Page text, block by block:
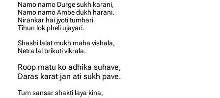
Namo namo Durge sukh karani,
Namo namo Ambe dukh harani.
Nirankar hai jyoti tumhari
Tihun lok pheli ujayari.
Shashi lalat mukh maha vishala,
Netra lal brikuti vikrala.
Roop matu ko adhika suhave,
Daras karat jan ati sukh pave.
Tum sansar shakti laya kina,